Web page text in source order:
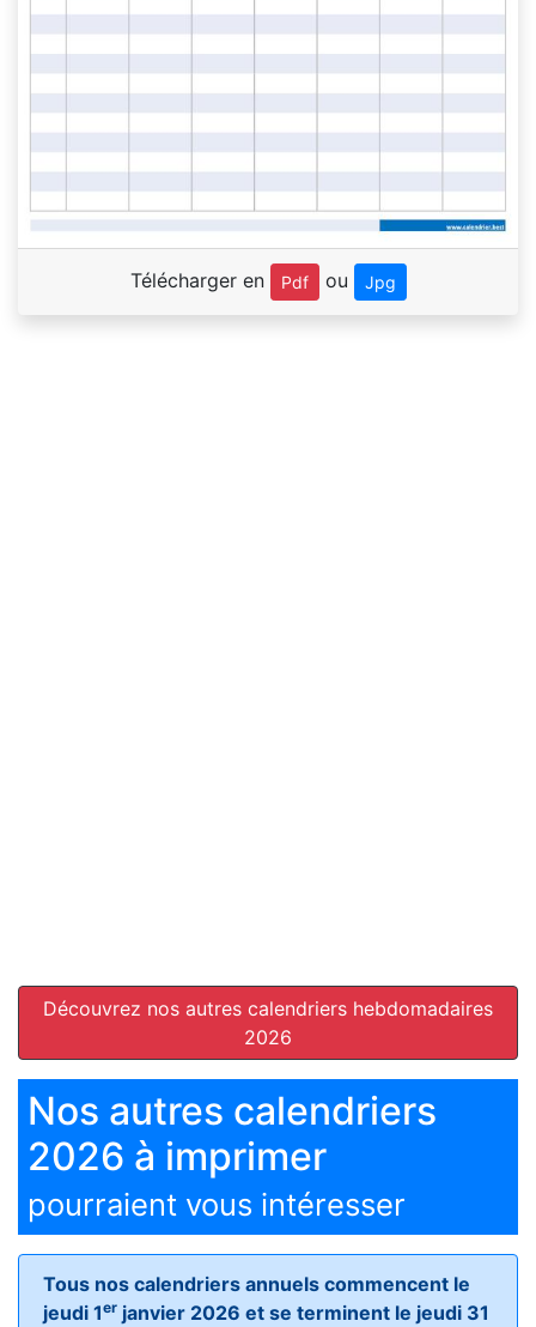
Télécharger en Pdf ou Jpg
Découvrez nos autres calendriers hebdomadaires
2026
Nos autres calendriers
2026 à imprimer
pourraient vous intéresser
Tous nos calendriers annuels commencent le
jeudi 1er janvier 2026 et se terminent le jeudi 31